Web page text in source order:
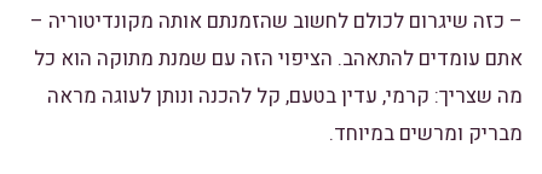
– כזה שיגרום לכולם לחשוב שהזמנתם אותה מקונדיטוריה –
אתם עומדים להתאהב. הציפוי הזה עם שמנת מתוקה הוא כל
מה שצריך: קרמי, עדין בטעם, קל להכנה ונותן לעוגה מראה
מבריק ומרשים במיוחד.